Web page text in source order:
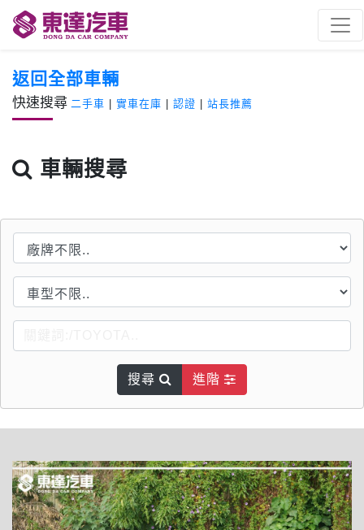
返回全部車輛
快速搜尋 二手車 實車在庫 認證 站長推薦
車輛搜尋
搜尋 進階